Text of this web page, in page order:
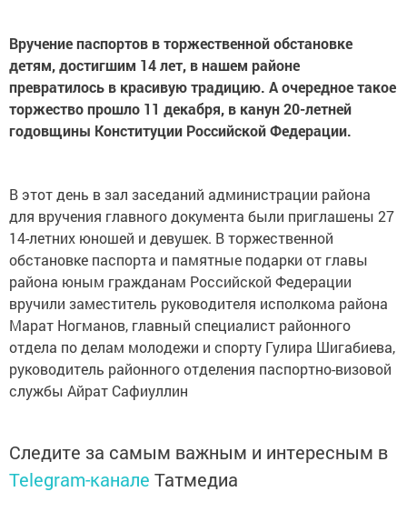
Вручение паспортов в торжественной обстановке
детям, достигшим 14 лет, в нашем районе
превратилось в красивую традицию. А очередное такое
торжество прошло 11 декабря, в канун 20-летней
годовщины Конституции Российской Федерации.
В этот день в зал заседаний администрации района
для вручения главного документа были приглашены 27
14-летних юношей и девушек. В торжественной
обстановке паспорта и памятные подарки от главы
района юным гражданам Российской Федерации
вручили заместитель руководителя исполкома района
Марат Ногманов, главный специалист районного
отдела по делам молодежи и спорту Гулира Шигабиева,
руководитель районного отделения паспортно-визовой
службы Айрат Сафиуллин
Следите за самым важным и интересным в
Telegram-канале Татмедиа